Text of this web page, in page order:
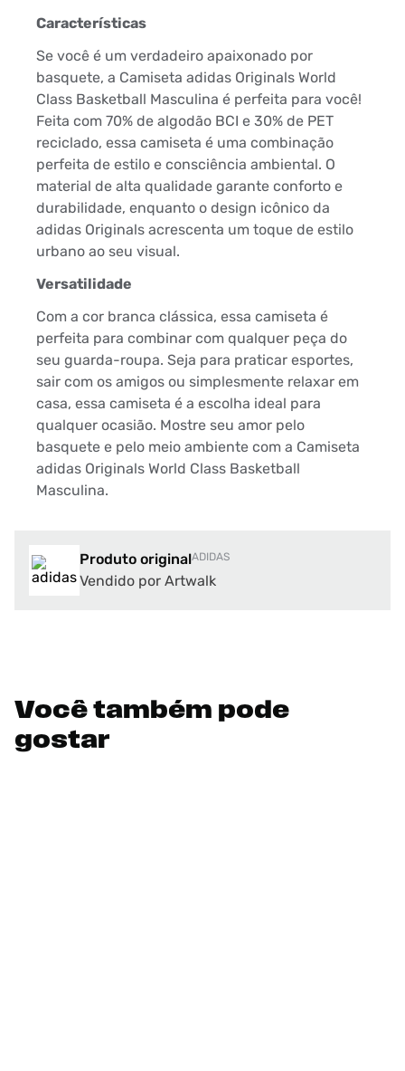
Características
Se você é um verdadeiro apaixonado por
basquete, a Camiseta adidas Originals World
Class Basketball Masculina é perfeita para você!
Feita com 70% de algodão BCI e 30% de PET
reciclado, essa camiseta é uma combinação
perfeita de estilo e consciência ambiental. O
material de alta qualidade garante conforto e
durabilidade, enquanto o design icônico da
adidas Originals acrescenta um toque de estilo
urbano ao seu visual.
Versatilidade
Com a cor branca clássica, essa camiseta é
perfeita para combinar com qualquer peça do
seu guarda-roupa. Seja para praticar esportes,
sair com os amigos ou simplesmente relaxar em
casa, essa camiseta é a escolha ideal para
qualquer ocasião. Mostre seu amor pelo
basquete e pelo meio ambiente com a Camiseta
adidas Originals World Class Basketball
Masculina.
Produto originalADIDAS
Vendido por Artwalk
Você também pode
gostar